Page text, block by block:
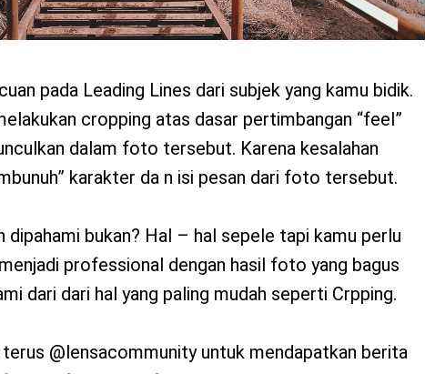
pada Leading Lines dari subjek yang kamu bidik.
cropping atas dasar pertimbangan “feel”
dalam foto tersebut. Karena kesalahan
karakter da n isi pesan dari foto tersebut.
dipahami bukan? Hal – hal sepele tapi kamu perlu
professional dengan hasil foto yang bagus
dari dari hal yang paling mudah seperti Crpping.
@lensacommunity untuk mendapatkan berita